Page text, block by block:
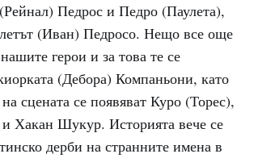
Педрос и Педро (Паулета),
(Иван) Педросо. Нещо все още
герои и за това те се
(Дебора) Компаньони, като
сцената се появяват Куро (Торес),
Хакан Шукур. Историята вече се
дерби на странните имена в